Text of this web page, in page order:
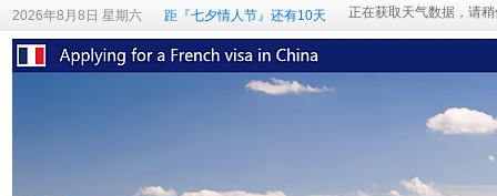
2026年8月8日 星期六 距『七夕情人节』还有10天